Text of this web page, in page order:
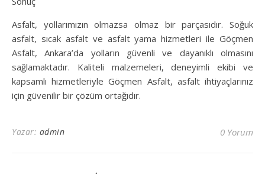
Asfalt, yollarımızın olmazsa olmaz bir parçasıdır. Soğuk
asfalt, sıcak asfalt ve asfalt yama hizmetleri ile Göçmen
Asfalt, Ankara’da yolların güvenli ve dayanıklı olmasını
sağlamaktadır. Kaliteli malzemeleri, deneyimli ekibi ve
kapsamlı hizmetleriyle Göçmen Asfalt, asfalt ihtiyaçlarınız
için güvenilir bir çözüm ortağıdır.
Yazar: admin 0 Yorum